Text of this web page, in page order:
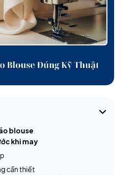
blouse
khi may
cần thiết